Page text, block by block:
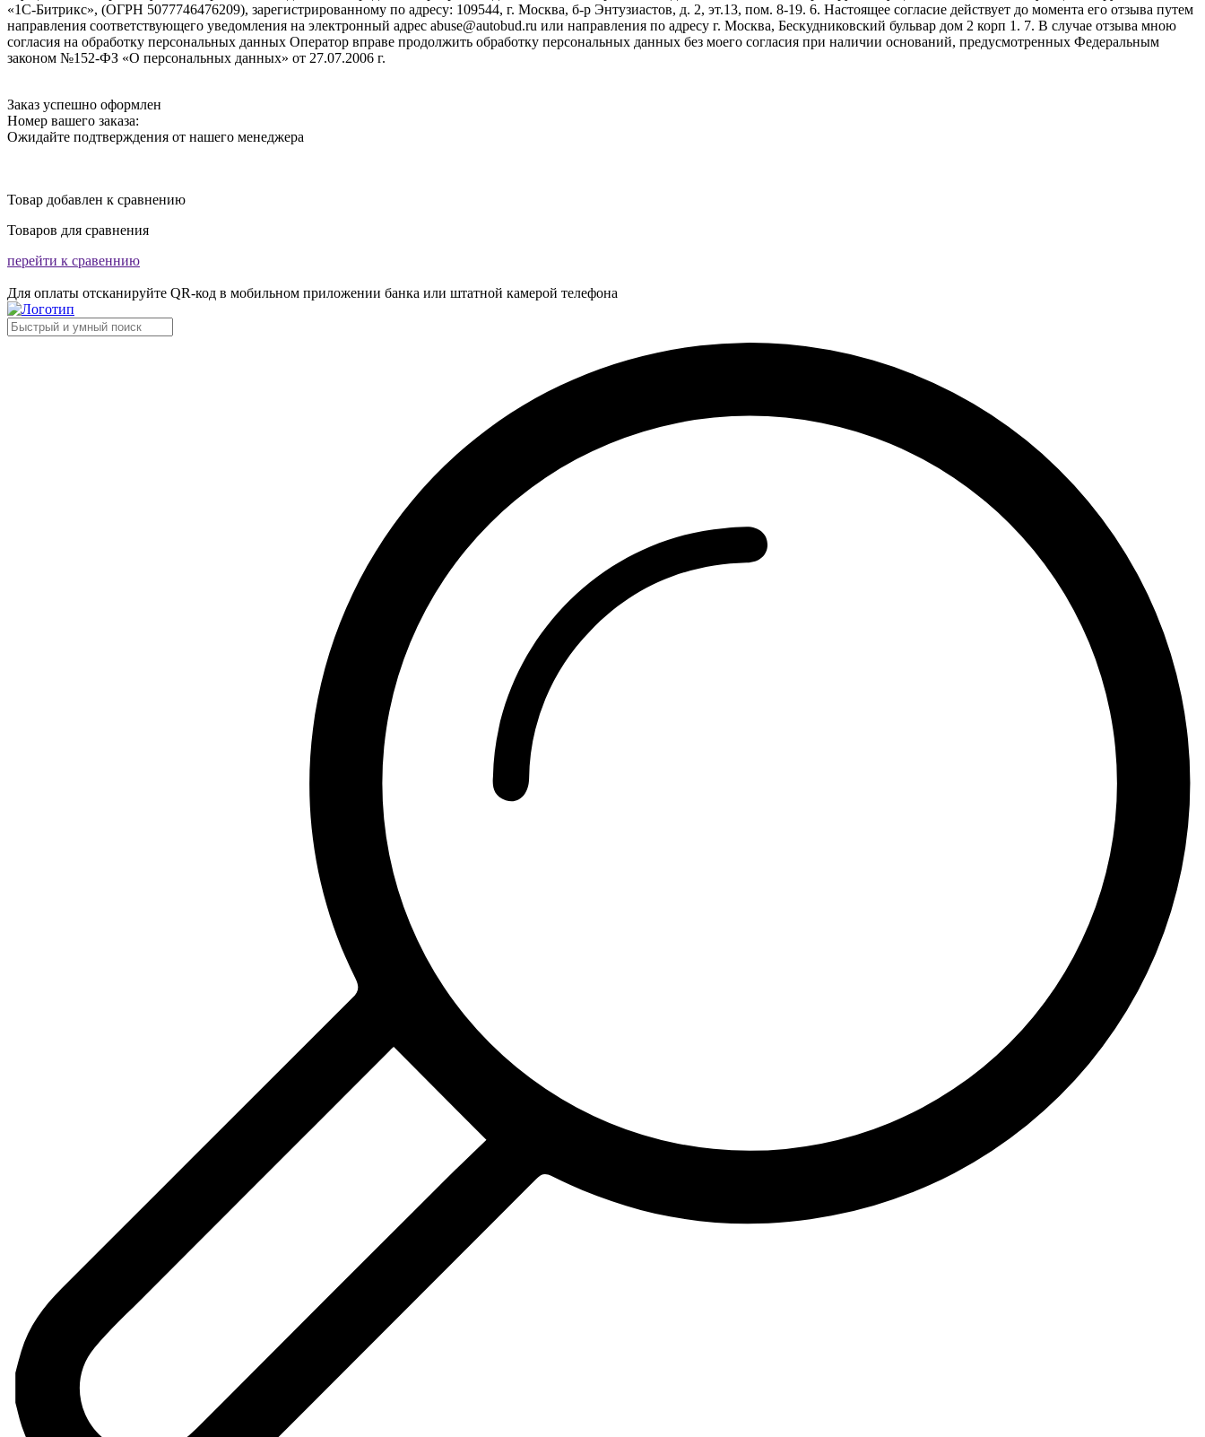
«1С-Битрикс», (ОГРН 5077746476209), зарегистрированному по адресу: 109544, г. Москва, б-р Энтузиастов, д. 2, эт.13, пом. 8-19. 6. Настоящее согласие действует до момента его отзыва путем
направления соответствующего уведомления на электронный адрес abuse@autobud.ru или направления по адресу г. Москва, Бескудниковский бульвар дом 2 корп 1. 7. В случае отзыва мною
согласия на обработку персональных данных Оператор вправе продолжить обработку персональных данных без моего согласия при наличии оснований, предусмотренных Федеральным
законом №152-ФЗ «О персональных данных» от 27.07.2006 г.
Заказ успешно оформлен
Номер вашего заказа:
Ожидайте подтверждения от нашего менеджера
Товар добавлен к сравнению
Товаров для сравнения
перейти к сравеннию
Для оплаты отсканируйте QR-код в мобильном приложении банка или штатной камерой телефона